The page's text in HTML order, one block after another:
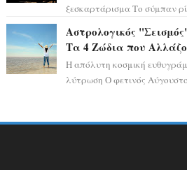
ξεσκαρτάρισμα Το σύμπαν
Αστρολογικός
Τα 4 Ζώδια που
Η απόλυτη κοσμική
λύτρωση Ο φετινός